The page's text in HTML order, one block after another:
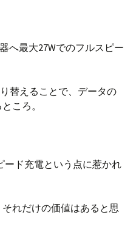
へ最大27Wでのフルスピー
替えることで、データの
ころ。
ード充電という点に惹かれ
れだけの価値はあると思